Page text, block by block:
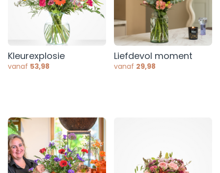
Kleurexplosie
vanaf 53,98
Liefdevol moment
vanaf 29,98